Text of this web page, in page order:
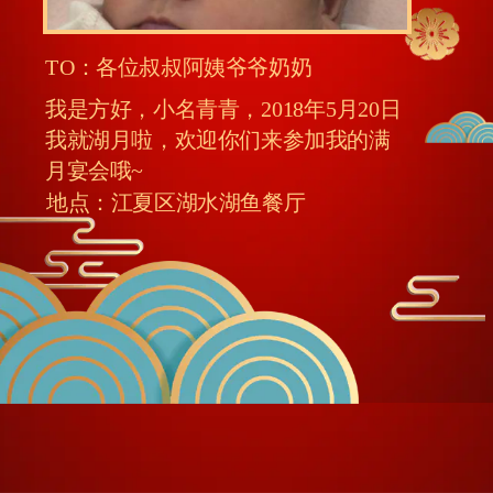
我是方好，小名青青，2018年5月20日
我就湖月啦，欢迎你们来参加我的满
月宴会哦~
TO：各位叔叔阿姨爷爷奶奶
地点：江夏区湖水湖鱼餐厅